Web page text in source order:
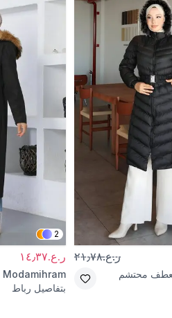
ر.ع.٢١٫٧٨
محتشم
2
ر.ع.١٤٫٣٧
Modamihram
بتفاصيل رباط